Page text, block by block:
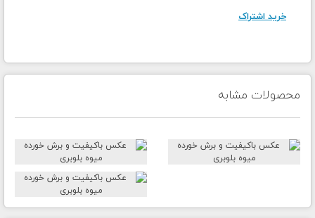
خرید اشتراک
محصولات مشابه